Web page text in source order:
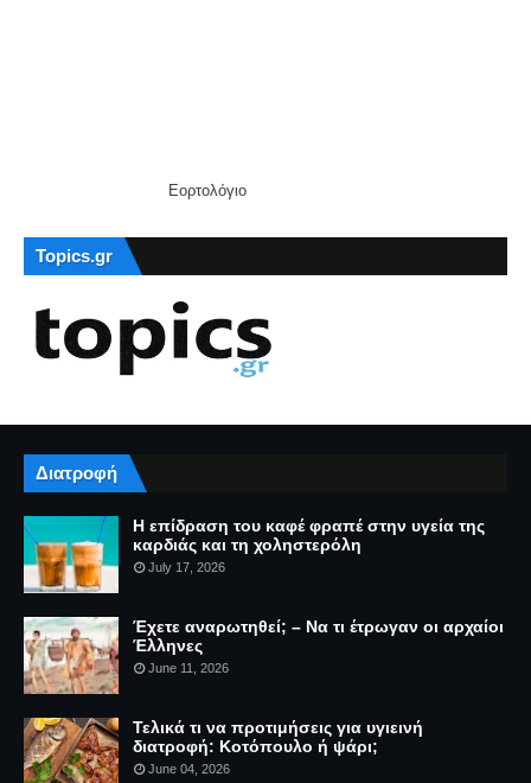
Εορτολόγιο
Topics.gr
Διατροφή
Η επίδραση του καφέ φραπέ στην υγεία της
καρδιάς και τη χοληστερόλη
July 17, 2026
Έχετε αναρωτηθεί; – Να τι έτρωγαν οι αρχαίοι
Έλληνες
June 11, 2026
Τελικά τι να προτιμήσεις για υγιεινή
διατροφή: Κοτόπουλο ή ψάρι;
June 04, 2026